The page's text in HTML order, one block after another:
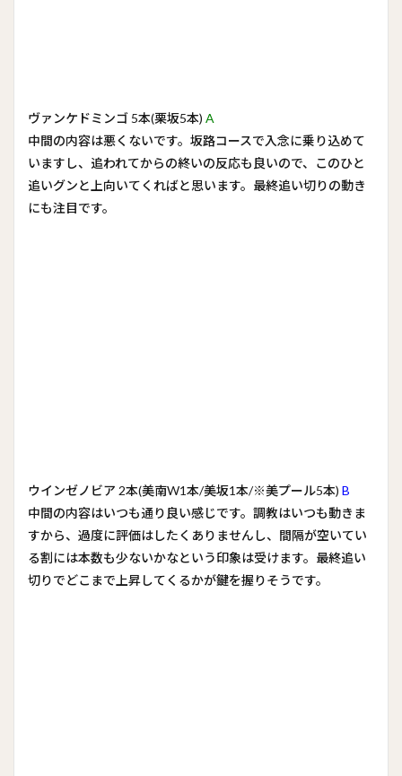
ヴァンケドミンゴ 5本(栗坂5本) A
中間の内容は悪くないです。坂路コースで入念に乗り込めて
いますし、追われてからの終いの反応も良いので、このひと
追いグンと上向いてくればと思います。最終追い切りの動き
にも注目です。
ウインゼノビア 2本(美南W1本/美坂1本/※美プール5本) B
中間の内容はいつも通り良い感じです。調教はいつも動きま
すから、過度に評価はしたくありませんし、間隔が空いてい
る割には本数も少ないかなという印象は受けます。最終追い
切りでどこまで上昇してくるかが鍵を握りそうです。